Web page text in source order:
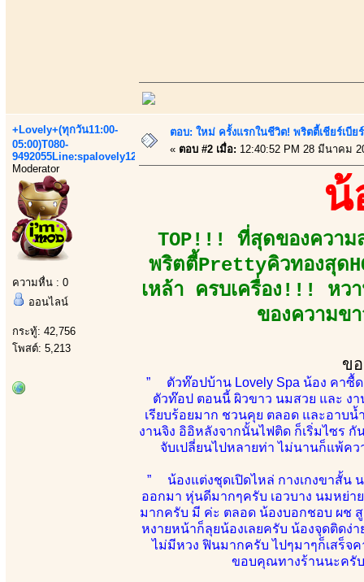
+Lovely+(ทุกวัน11:00-
05:00)T080-
9492055Line:spalovely123
Moderator
ความหื่น : 0
ออนไลน์
กระทู้: 42,756
โพสต์: 5,213
ตอบ: ใหม่ ครั้งแรกในชีวิต! พริตตี้เชียร์เบี
« ตอบ #2 เมื่อ: 12:40:52 PM 28 มีนาคม
น้
TOP!!! ที่สุดของความ
พริตตี้Prettyคิวทองสุด
เหล้า ครบเครื่อง!!! หว
ของความข
ข
” ตัวท๊อปบ้าน Lovely Spa น้อง คาซื้ด
ตัวท๊อป ตอนนี้ ผิวขาว นมสวย และ ง
เรียบร้อยมาก ชวนคุย ตลอด และอาบ
งานจิง อิอิหลังจากนั้นไฟติด ก็เริ่มไซร
จับเปลี่ยนไปหลายท่า ไม่นานก็แพ้ค
” น้องแต่งชุดเปิดไหล่ กางเกงขาสั้น
ออกมา หุ่นดีมากๆครับ เอวบาง นมหย่
มากครับ มี ค่ะ ตลอด น้องบอกชอบ ผช
หงายหน้าก็ลุยน้องเลยครับ น้องจุดติดง่
ไม่มีหวง ฟินมากครับ ไปๆมาๆก็เสร็จ
ขอบคุณทางร้านนะครั